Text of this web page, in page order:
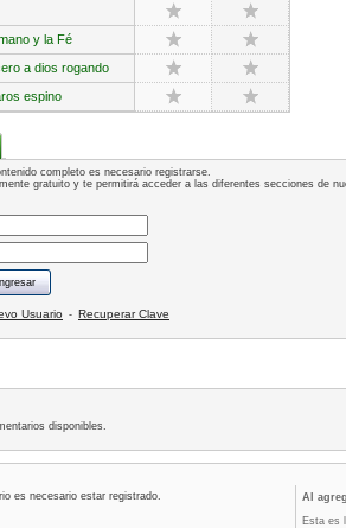
y la Fé
a dios rogando
espino
completo es necesario registrarse.
gratuito y te permitirá acceder a las diferentes secciones de
Usuario - Recuperar Clave
disponibles.
es necesario estar registrado.
Al
Esta es